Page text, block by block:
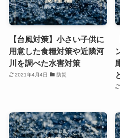
【台風対策】小さい子供に
用意した食糧対策や近隣河
川を調べた水害対策
2021年4月4日 防災